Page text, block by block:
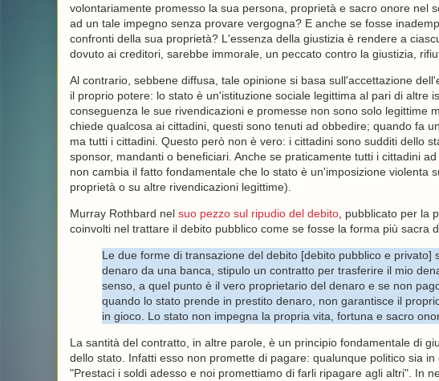
volontariamente promesso la sua persona, proprietà e sacro onore nel
ad un tale impegno senza provare vergogna? E anche se fosse
confronti della sua proprietà? L'essenza della giustizia è rendere a
dovuto ai creditori, sarebbe immorale, un peccato contro la giustizia,
Al contrario, sebbene diffusa, tale opinione si basa sull'accettazione
il proprio potere: lo stato è un'istituzione sociale legittima al pari di altre
conseguenza le sue rivendicazioni e promesse non sono solo legittime
chiede qualcosa ai cittadini, questi sono tenuti ad obbedire; quando fa
ma tutti i cittadini. Questo però non è vero: i cittadini sono sudditi dello
sponsor, mandanti o beneficiari. Anche se praticamente tutti i cittadini
non cambia il fatto fondamentale che lo stato è un'imposizione violenta
proprietà o su altre rivendicazioni legittime).
Murray Rothbard nel suo pezzo sul ripudio del debito, pubblicato per la
coinvolti nel trattare il debito pubblico come se fosse la forma più sacra
Le due forme di transazione del debito [debito pubblico e
denaro da una banca, stipulo un contratto per trasferire il mio
senso, a quel punto è il vero proprietario del denaro e se non
quando lo stato prende in prestito denaro, non garantisce il
in gioco. Lo stato non impegna la propria vita, fortuna e sacro
La santità del contratto, in altre parole, è un principio fondamentale di
dello stato. Infatti esso non promette di pagare: qualunque politico sia
"Prestaci i soldi adesso e noi promettiamo di farli ripagare agli altri". In